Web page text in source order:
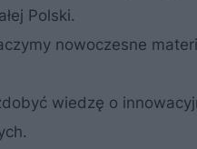
Polski.
nowoczesne
wiedzę o